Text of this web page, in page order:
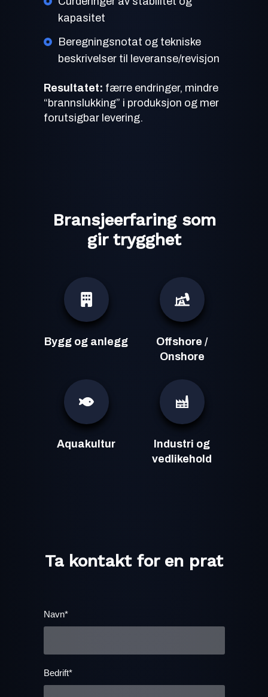
kapasitet
Beregningsnotat og tekniske
beskrivelser til leveranse/revisjon
Resultatet: færre endringer, mindre
“brannslukking” i produksjon og mer
forutsigbar levering.
Bransjeerfaring som
gir trygghet
Bygg og anlegg
Offshore /
Onshore
Aquakultur
Industri og
vedlikehold
Ta kontakt for en prat
Navn*
Bedrift*